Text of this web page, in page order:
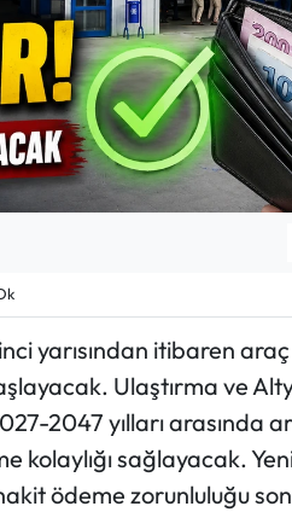
yarısından itibaren
Ulaştırma ve
2047 yılları arasında
kolaylığı sağlayacak.
ödeme zorunluluğu